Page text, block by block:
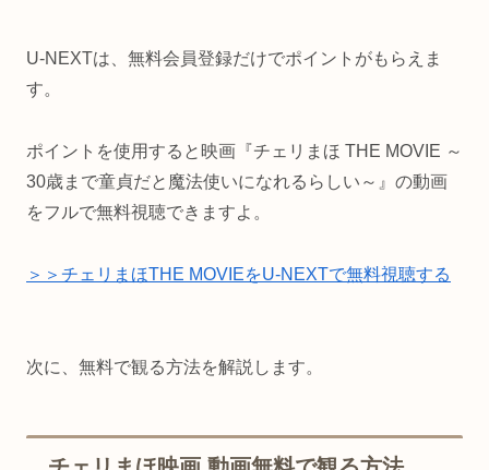
U-NEXTは、無料会員登録だけでポイントがもらえま
す。
ポイントを使用すると映画『チェリまほ THE MOVIE ～
30歳まで童貞だと魔法使いになれるらしい～』の動画
をフルで無料視聴できますよ。
＞＞チェリまほTHE MOVIEをU-NEXTで無料視聴する
次に、無料で観る方法を解説します。